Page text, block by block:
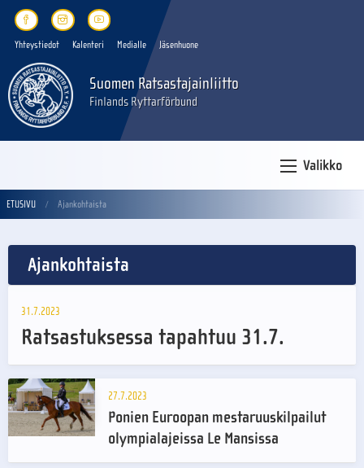
Yhteystiedot Kalenteri Medialle Jäsenhuone
Suomen Ratsastajainliitto
Finlands Ryttarförbund
Valikko
ETUSIVU Ajankohtaista
Ajankohtaista
31.7.2023
Ratsastuksessa tapahtuu 31.7.
27.7.2023
Ponien Euroopan mestaruuskilpailut
olympialajeissa Le Mansissa